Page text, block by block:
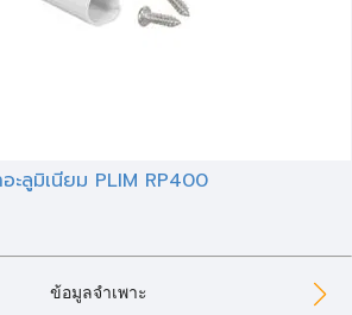
ะลูมิเนียม PLIM RP400
ข้อมูลจำเพาะ